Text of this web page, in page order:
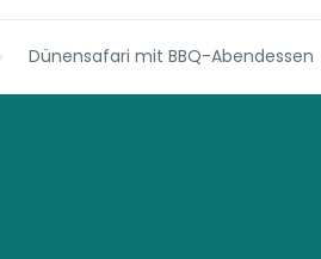
Dünensafari mit BBQ-Abendessen